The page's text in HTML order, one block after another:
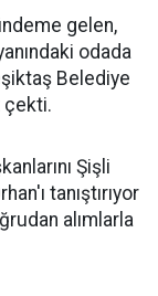
gelen,
odada
Belediye
çekti.
Şişli
tanıştırıyor
alımlarla